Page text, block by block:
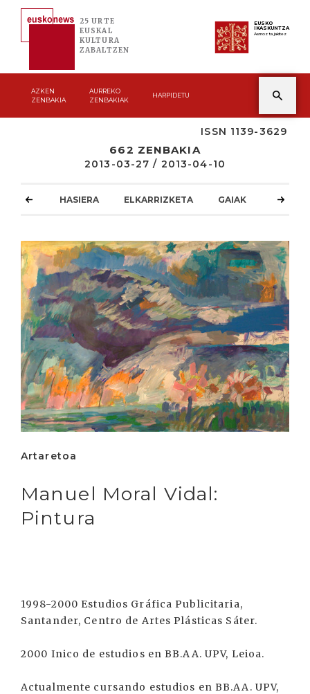
25 URTE
EUSKAL
KULTURA
ZABALTZEN
EUSKO
IKASKUNTZA
Asmoz ta jakitez
AZKEN
ZENBAKIA
AURREKO
ZENBAKIAK
HARPIDETU
ISSN 1139-3629
662 ZENBAKIA
2013-03-27 / 2013-04-10
HASIERA ELKARRIZKETA GAIAK
Artaretoa
Manuel Moral Vidal:
Pintura
1998-2000 Estudios Gráfica Publicitaria,
Santander, Centro de Artes Plásticas Sáter.
2000 Inico de estudios en BB.AA. UPV, Leioa.
Actualmente cursando estudios en BB.AA. UPV,